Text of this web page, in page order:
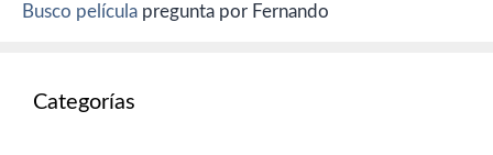
Busco película pregunta por Fernando
Categorías